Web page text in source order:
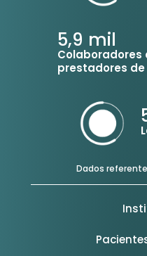
5,9 mil
Colaboradores
prestadores de
Dados